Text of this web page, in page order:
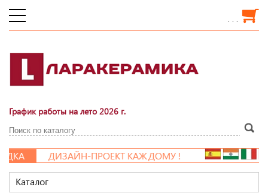
. . .
График работы на лето 2026 г.
ДИЗАЙН-ПРОЕКТ КАЖДОМУ !
Каталог